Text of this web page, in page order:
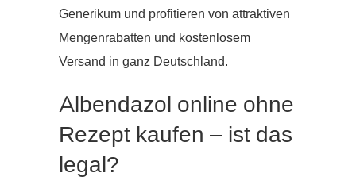
Generikum und profitieren von attraktiven
Mengenrabatten und kostenlosem
Versand in ganz Deutschland.
Albendazol online ohne
Rezept kaufen – ist das
legal?